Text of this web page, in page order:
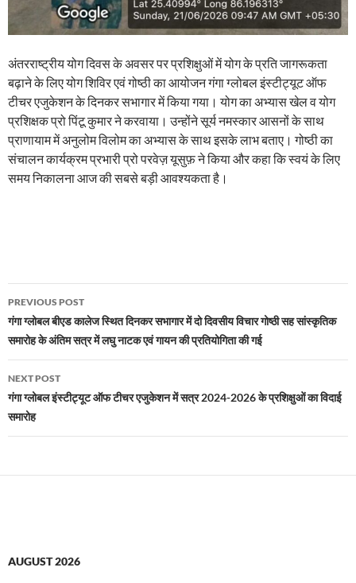
अंतरराष्ट्रीय योग दिवस के अवसर पर प्रशिक्षुओं में योग के प्रति जागरूकता
बढ़ाने के लिए योग शिविर एवं गोष्ठी का आयोजन गंगा ग्लोबल इंस्टीट्यूट ऑफ
टीचर एजुकेशन के दिनकर सभागार में किया गया। योग का अभ्यास खेल व योग
प्रशिक्षक प्रो पिंटू कुमार ने करवाया। उन्होंने सूर्य नमस्कार आसनों के साथ
प्राणायाम में अनुलोम विलोम का अभ्यास के साथ इसके लाभ बताए। गोष्ठी का
संचालन कार्यक्रम प्रभारी प्रो परवेज़ यूसुफ़ ने किया और कहा कि स्वयं के लिए
समय निकालना आज की सबसे बड़ी आवश्यकता है।
Post
navigation
PREVIOUS POST
गंगा ग्लोबल बीएड कालेज स्थित दिनकर सभागार में दो दिवसीय विचार गोष्ठी सह सांस्कृतिक
समारोह के अंतिम सत्र में लघु नाटक एवं गायन की प्रतियोगिता की गई
NEXT POST
गंगा ग्लोबल इंस्टीट्यूट ऑफ टीचर एजुकेशन में सत्र 2024-2026 के प्रशिक्षुओं का विदाई
समारोह
AUGUST 2026